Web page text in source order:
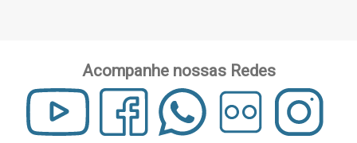
Acompanhe nossas Redes